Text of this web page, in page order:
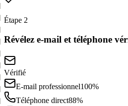
Étape 2
Révélez e-mail et téléphone
Vérifié
E-mail professionnel100%
Téléphone direct88%